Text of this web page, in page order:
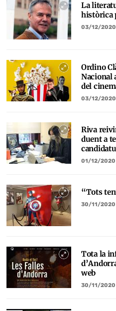
La
històrica
03/12/2020
Ordino
Nacional
del
03/12/2020
Riva
duent a
01/12/2020
“Tots
30/11/2020
Tota la
web
30/11/2020